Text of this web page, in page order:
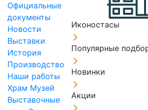
Официальные
документы
Новости
Выставки
История
Производство
Наши работы
Храм Музей
Выставочные
Иконостасы
Популярные
Новинки
Акции